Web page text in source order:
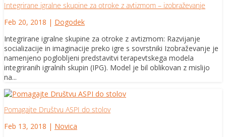
Integrirane igralne skupine za otroke z avtizmom – izobraževanje
Feb 20, 2018 | Dogodek
Integrirane igralne skupine za otroke z avtizmom: Razvijanje
socializacije in imaginacije preko igre s sovrstniki Izobraževanje je
namenjeno poglobljeni predstavitvi terapevtskega modela
integriranih igralnih skupin (IPG). Model je bil oblikovan z mislijo
na...
Pomagajte Društvu ASPI do stolov
Feb 13, 2018 | Novica